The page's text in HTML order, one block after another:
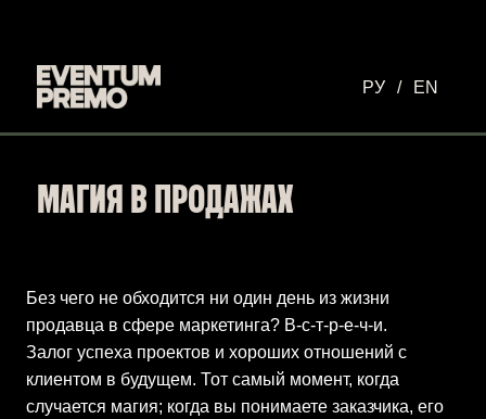
РУ / EN
МАГИЯ В ПРОДАЖАХ
Без чего не обходится ни один день из жизни
продавца в сфере маркетинга? В-с-т-р-е-ч-и.
Залог успеха проектов и хороших отношений с
клиентом в будущем. Тот самый момент, когда
случается магия; когда вы понимаете заказчика, его